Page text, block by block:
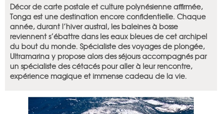
Décor de carte postale et culture polynésienne affirmée,
Tonga est une destination encore confidentielle. Chaque
année, durant l’hiver austral, les baleines à bosse
reviennent s’ébattre dans les eaux bleues de cet archipel
du bout du monde. Spécialiste des voyages de plongée,
Ultramarina y propose alors des séjours accompagnés par
un spécialiste des cétacés pour aller à leur rencontre,
expérience magique et immense cadeau de la vie.